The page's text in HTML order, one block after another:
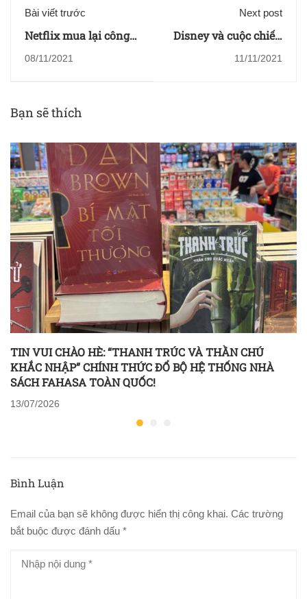
Bài viết trước
Netflix mua lại công
rộng lĩnh vực Game
08/11/2021
Next post
Disney và cuộc chiến
hữu các siêu anh
11/11/2021
Bạn sẽ thích
TIN VUI CHÀO HÈ: “THANH TRÚC VÀ THẦN CHÚ
KHẮC NHẬP” CHÍNH THỨC ĐỔ BỘ HỆ THỐNG NHÀ
SÁCH FAHASA TOÀN QUỐC!
13/07/2026
Bình Luận
Email của bạn sẽ không được hiển thị công khai. Các trường
bắt buộc được đánh dấu *